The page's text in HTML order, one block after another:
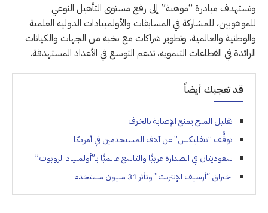
وتستهدف مبادرة “موهبة” إلى رفع مستوى التأهيل النوعي
للموهوبين، للمشاركة في المسابقات والأولمبيادات الدولية العلمية
والوطنية والعالمية، وتطوير شراكات مع نخبة من الجهات والكيانات
الرائدة في القطاعات التنموية، تدعم التوسع في الأعداد المستهدفة.
قد تعجبك أيضاً
تقليل الملح يمنع الإصابة بالخرف
توقُّف “نتفليكس” عن آلاف المستخدمين في أمريكا
سعوديتان في الصدارة عربيًّا والتاسع عالميًّا بـ”أولمبياد الروبوت”
اختراق “أرشيف الإنترنت” وتأثر 31 مليون مستخدم